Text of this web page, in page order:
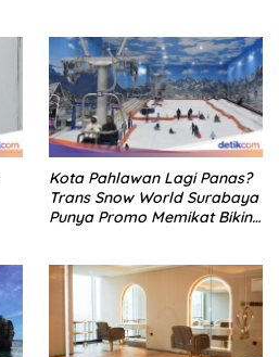
Kota Pahlawan Lagi Panas?
Trans Snow World Surabaya
Punya Promo Memikat Bikin